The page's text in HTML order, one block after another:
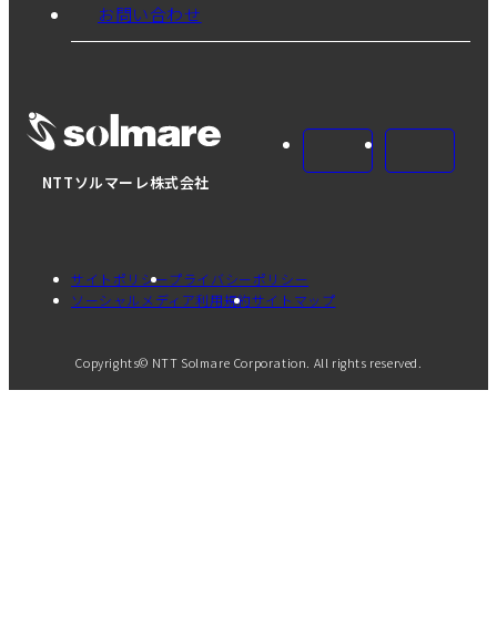
NTTソルマーレ株式会社
お問い合わせ
サイトポリシープライバシーポリシー
ソーシャルメディア利用規約サイトマップ
Copyrights© NTT Solmare Corporation. All rights reserved.